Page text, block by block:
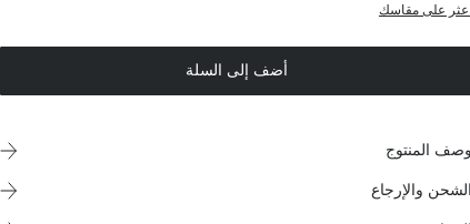
على مقاسك
أضف إلى السلة
وصف المنتوج
الشحن والإرجاع